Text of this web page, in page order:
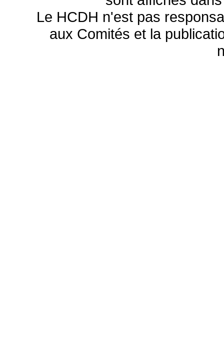
Le HCDH n'est pas
aux Comités et la